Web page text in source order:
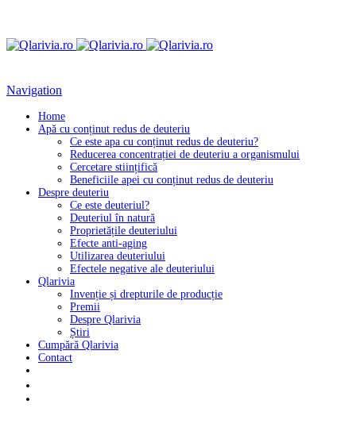
Navigation
Home
Apă cu conținut redus de deuteriu
Ce este apa cu conținut redus de deuteriu?
Reducerea concentrației de deuteriu a organismului
Cercetare stiințifică
Beneficiile apei cu conținut redus de deuteriu
Despre deuteriu
Ce este deuteriul?
Deuteriul în natură
Proprietățile deuteriului
Efecte anti-aging
Utilizarea deuteriului
Efectele negative ale deuteriului
Qlarivia
Invenție și drepturile de producție
Premii
Despre Qlarivia
Știri
Cumpără Qlarivia
Contact